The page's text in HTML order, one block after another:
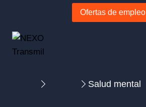
Ofertas de empleo
Salud mental